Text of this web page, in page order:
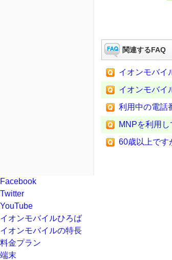
関連するFAQ
イオンモバイ
イオンモバイ
利用中の電話
MNPを利用
60歳以上です
Facebook
Twitter
YouTube
イオンモバイルひろば
イオンモバイルの特長
料金プラン
端末